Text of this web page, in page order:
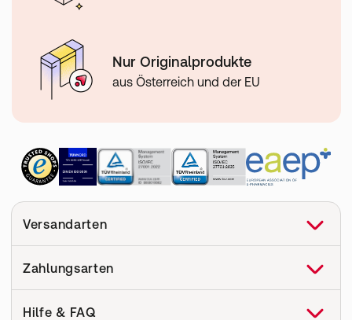
Nur Originalprodukte
aus Österreich und der EU
Versandarten
Zahlungsarten
Hilfe & FAQ